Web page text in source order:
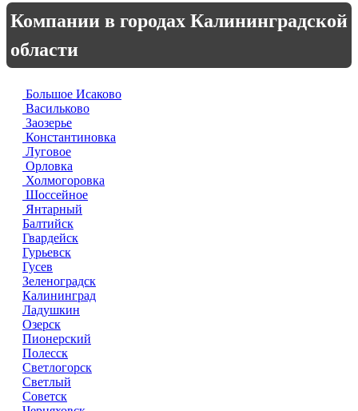
Компании в городах Калининградской
области
Большое Исаково
Васильково
Заозерье
Константиновка
Луговое
Орловка
Холмогоровка
Шоссейное
Янтарный
Балтийск
Гвардейск
Гурьевск
Гусев
Зеленоградск
Калининград
Ладушкин
Озерск
Пионерский
Полесск
Светлогорск
Светлый
Советск